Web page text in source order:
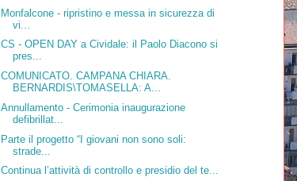
Monfalcone - ripristino e messa in sicurezza di
vi...
CS - OPEN DAY a Cividale: il Paolo Diacono si
pres...
COMUNICATO. CAMPANA CHIARA.
BERNARDIS\TOMASELLA: A...
Annullamento - Cerimonia inaugurazione
defibrillat...
Parte il progetto “I giovani non sono soli:
strade...
Continua l’attività di controllo e presidio del te...